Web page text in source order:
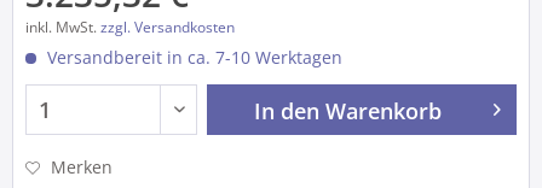
inkl. MwSt.zzgl. Versandkosten
Versandbereit in ca. 7-10 Werktagen
In den Warenkorb
Merken